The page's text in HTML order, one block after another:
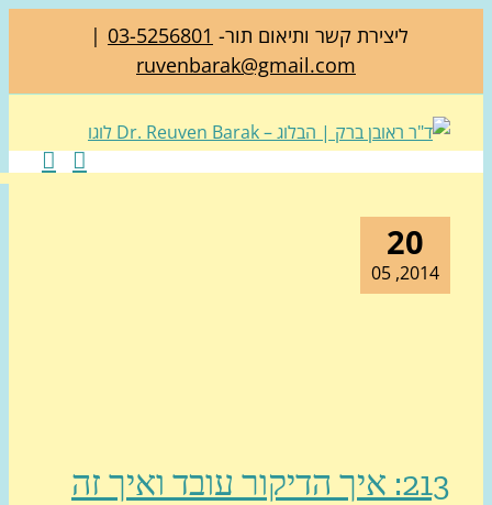
ליצירת קשר ותיאום תור-03-5256801
|
ruvenbarak@gmail.com
213: איך הדיקור עובד ואיך זה